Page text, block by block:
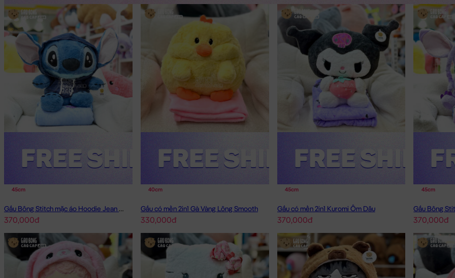
45cm
Gấu Bông Stitch mặc áo Hoodie Jean có mền 2in1
370,000đ
40cm
Gấu có mền 2in1 Gà Vàng Lông Smooth
330,000đ
45cm
Gấu có mền 2in1 Kuromi Ôm Dâu
370,000đ
45cm
Gấu Bông
370,000đ